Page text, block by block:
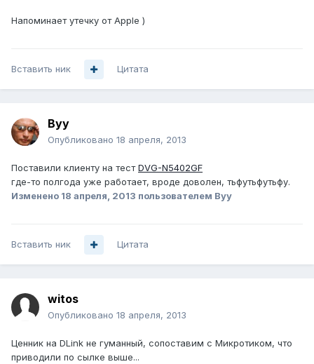
Напоминает утечку от Apple )
Вставить ник Цитата
Вуу
Опубликовано 18 апреля, 2013
Поставили клиенту на тестDVG-N5402GF
где-то полгода уже работает, вроде доволен, тьфутьфутьфу.
Изменено 18 апреля, 2013 пользователем Вуу
Вставить ник Цитата
witos
Опубликовано 18 апреля, 2013
Ценник на DLink не гуманный, сопоставим с Микротиком, что
приводили по сылке выше...